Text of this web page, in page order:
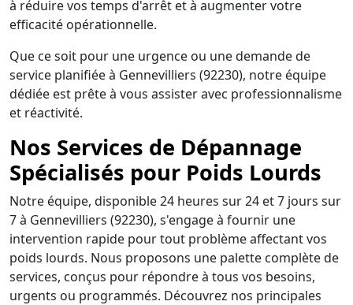
à réduire vos temps d'arrêt et à augmenter votre
efficacité opérationnelle.
Que ce soit pour une urgence ou une demande de
service planifiée à Gennevilliers (92230), notre équipe
dédiée est prête à vous assister avec professionnalisme
et réactivité.
Nos Services de Dépannage
Spécialisés pour Poids Lourds
Notre équipe, disponible 24 heures sur 24 et 7 jours sur
7 à Gennevilliers (92230), s'engage à fournir une
intervention rapide pour tout problème affectant vos
poids lourds. Nous proposons une palette complète de
services, conçus pour répondre à tous vos besoins,
urgents ou programmés. Découvrez nos principales